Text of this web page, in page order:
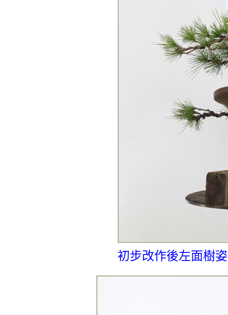
初步改作後左面樹姿